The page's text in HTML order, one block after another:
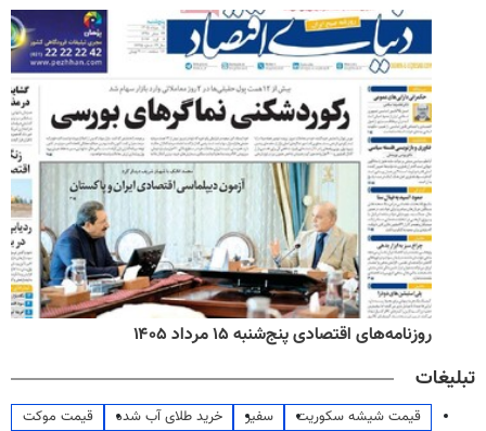
روزنامه‌های اقتصادی پنج‌شنبه ۱۵ مرداد ۱۴۰۵
تبلیغات
قیمت شیشه سکوریت سفیر خرید طلای آب شده
قیمت موکت